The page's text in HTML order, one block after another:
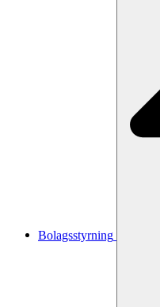
Bolagsstyrning